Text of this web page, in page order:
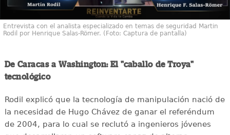
Entrevista con el analista especializado en temas de seguridad Martin
Rodil por Henrique Salas-Römer. (Foto: Captura de pantalla)
De Caracas a Washington: El "caballo de Troya"
tecnológico
Rodil explicó que la tecnología de manipulación nació de
la necesidad de Hugo Chávez de ganar el referéndum
de 2004, para lo cual se reclutó a ingenieros jóvenes